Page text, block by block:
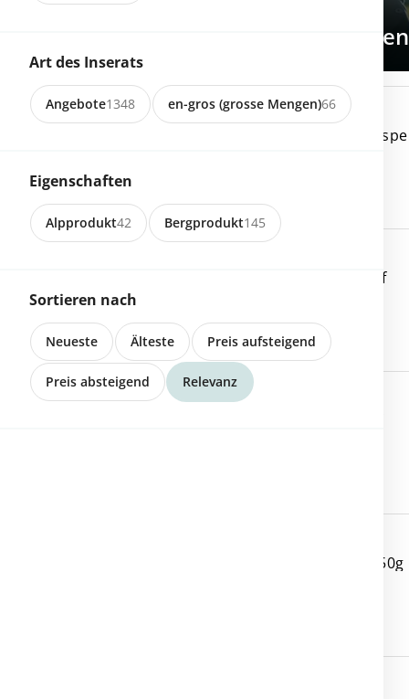
Art des Inserats
Angebote1348 en-gros (grosse Mengen)66
Eigenschaften
Alpprodukt42 Bergprodukt145
Sortieren nach
Neueste Älteste Preis aufsteigend
Preis absteigend Relevanz
Direkt einkaufen
Starke Produkte von
8610 Uster
Frühkartoffeln Bio knospe
Catalogna vom Feldhof
8596 Scherzingen
Bio-Tessiner Honig - 250g